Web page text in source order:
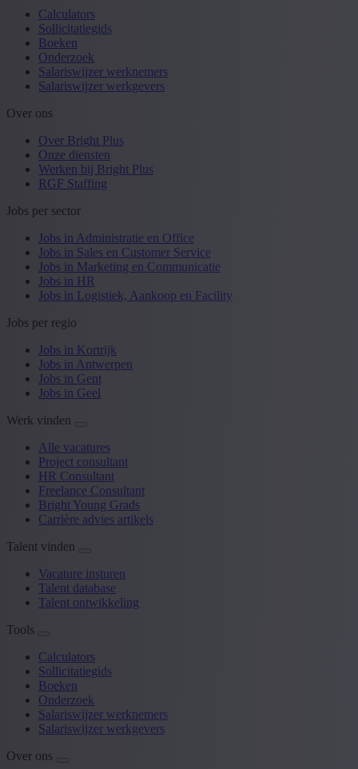
Calculators
Sollicitatiegids
Boeken
Onderzoek
Salariswijzer werknemers
Salariswijzer werkgevers
Over ons
Over Bright Plus
Onze diensten
Werken bij Bright Plus
RGF Staffing
Jobs per sector
Jobs in Administratie en Office
Jobs in Sales en Customer Service
Jobs in Marketing en Communicatie
Jobs in HR
Jobs in Logistiek, Aankoop en Facility
Jobs per regio
Jobs in Kortrijk
Jobs in Antwerpen
Jobs in Gent
Jobs in Geel
Werk vinden
Alle vacatures
Project consultant
HR Consultant
Freelance Consultant
Bright Young Grads
Carrière advies artikels
Talent vinden
Vacature insturen
Talent database
Talent ontwikkeling
Tools
Calculators
Sollicitatiegids
Boeken
Onderzoek
Salariswijzer werknemers
Salariswijzer werkgevers
Over ons